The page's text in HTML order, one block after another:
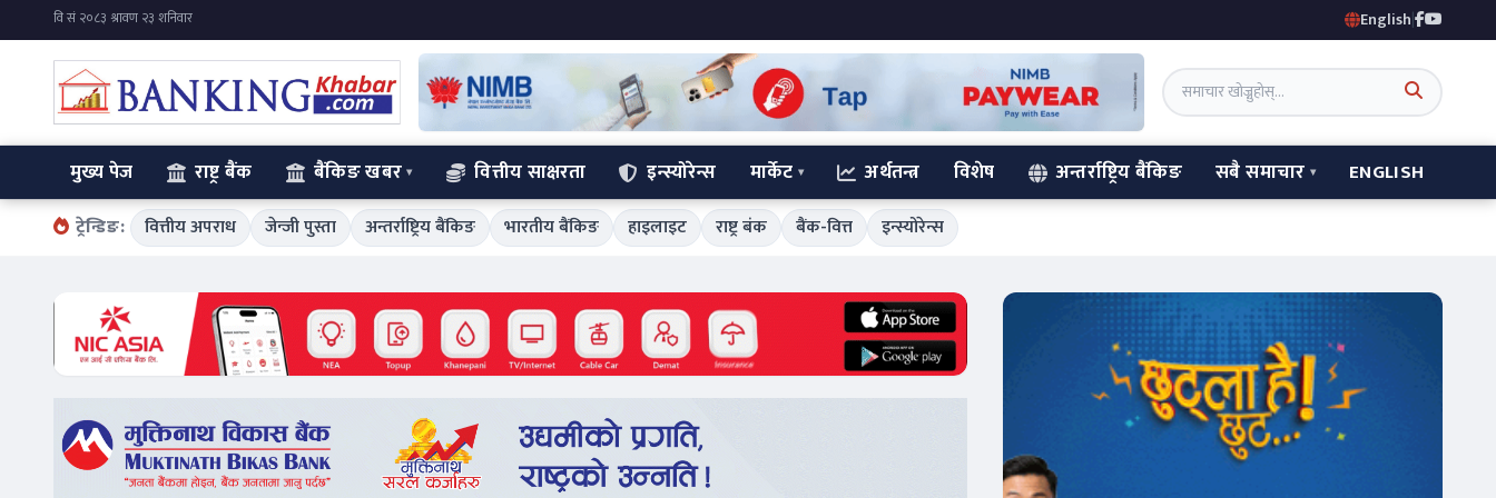
English|
मुख्य पेज राष्ट्र बैंक बैंकिङ खबर वित्तीय साक्षरता इन्स्योरेन्स मार्केट अर्थतन्त्र विशेष अन्तर्राष्ट्रिय बैंकिङ सबै समाचार ENGLISH
ट्रेन्डिङ: वित्तीय अपराध जेन्जी पुस्ता अन्तर्राष्ट्रिय बैंकिङ भारतीय बैंकिङ हाइलाइट राष्ट्र बंक बैंक-वित्त इन्स्योरेन्स